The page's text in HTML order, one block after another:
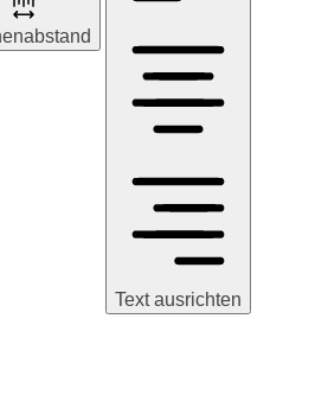
Text ausrichten